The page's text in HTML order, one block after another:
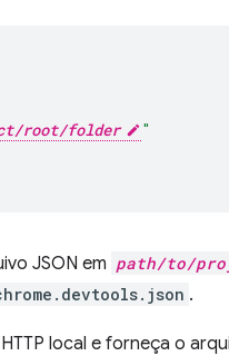
root/folder
"
JSON em path/to/
.
local e forneça o